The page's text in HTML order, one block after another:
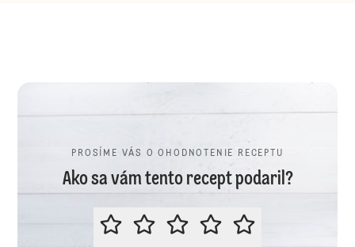
PROSÍME VÁS O OHODNOTENIE RECEPTU
Ako sa vám tento recept podaril?
PROSÍME VÁS O OHODNOTENIE